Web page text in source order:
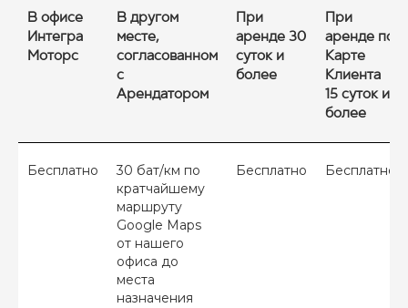
В офисе
Интегра
Моторс
В другом
месте,
согласованном
с
Арендатором
При
аренде 30
суток и
более
При
аренде по
Карте
Клиента
15 суток и
более
Бесплатно
30 бат/км по
кратчайшему
маршруту
Google Maps
от нашего
офиса до
места
назначения
Бесплатно Бесплатно